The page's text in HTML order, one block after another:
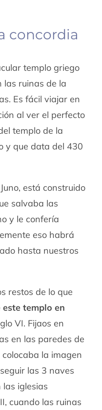
concordia
templo griego
las ruinas de la
Es fácil viajar en
al ver el perfecto
templo de la
y que data del 430
está construido
salvaba las
y le confería
eso habrá
hasta nuestros
restos de lo que
templo en
VI. Fijaos en
en las paredes de
la imagen
las 3 naves
iglesias
cuando las ruinas